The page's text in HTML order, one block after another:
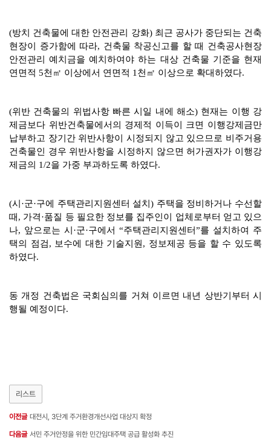
(방치 건축물에 대한 안전관리 강화) 최근 공사가 중단되는 건축
현장이 증가함에 따라, 건축물 착공신고를 할 때 건축공사현장
안전관리 예치금을 예치하여야 하는 대상 건축물 기준을 현재
연면적 5천㎡ 이상에서 연면적 1천㎡ 이상으로 확대하였다.
(위반 건축물의 위법사항 빠른 시일 내에 해소) 현재는 이행 강
제금보다 위반건축물에서의 경제적 이득이 크면 이행강제금만
납부하고 장기간 위반사항이 시정되지 않고 있으므로 비주거용
건축물인 경우 위반사항을 시정하지 않으면 허가권자가 이행강
제금의 1/2을 가중 부과하도록 하였다.
(시·군·구에 주택관리지원센터 설치) 주택을 정비하거나 수선할
때, 가격·품질 등 필요한 정보를 집주인이 업체로부터 얻고 있으
나, 앞으로는 시·군·구에서 “주택관리지원센터”를 설치하여 주
택의 점검, 보수에 대한 기술지원, 정보제공 등을 할 수 있도록
하였다.
동 개정 건축법은 국회심의를 거쳐 이르면 내년 상반기부터 시
행될 예정이다.
리스트
이전글 대전시, 3단계 주거환경개선사업 대상지 확정
다음글 서민 주거안정을 위한 민간임대주택 공급 활성화 추진